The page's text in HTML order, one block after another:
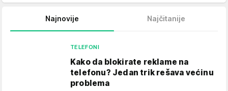
Najnovije Najčitanije
TELEFONI
Kako da blokirate reklame na
telefonu​? Jedan trik rešava većinu
problema